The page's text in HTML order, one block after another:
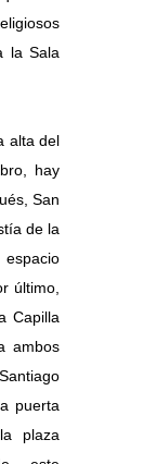
la Sala
alta del
hay
San
de la
último,
Capilla
ambos
puerta
plaza